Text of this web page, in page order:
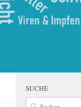
SUCHE
Suchen